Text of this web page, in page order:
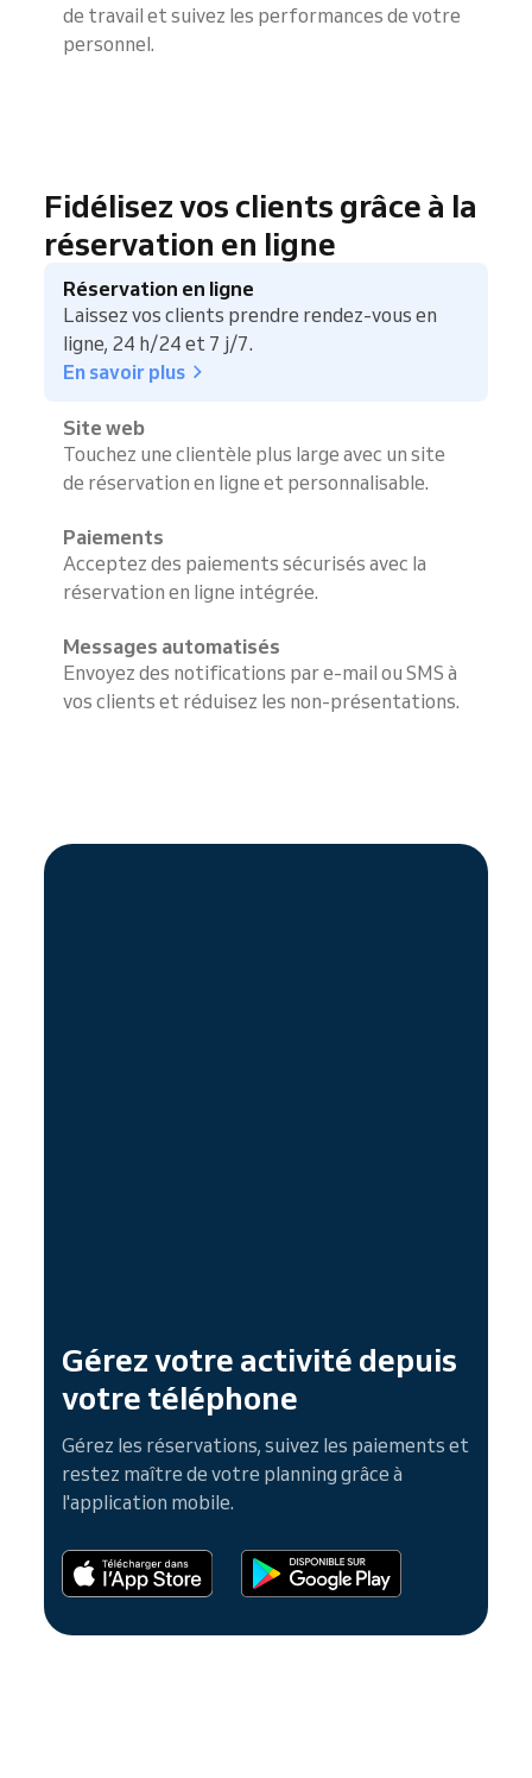
de travail et suivez les performances de votre
personnel.
Fidélisez vos clients grâce à la
réservation en ligne
Réservation en ligne
Laissez vos clients prendre rendez-vous en
ligne, 24 h/24 et 7 j/7.
En savoir plus
Site web
Touchez une clientèle plus large avec un site
de réservation en ligne et personnalisable.
Paiements
Acceptez des paiements sécurisés avec la
réservation en ligne intégrée.
Messages automatisés
Envoyez des notifications par e-mail ou SMS à
vos clients et réduisez les non-présentations.
Gérez votre activité depuis
votre téléphone
Gérez les réservations, suivez les paiements et
restez maître de votre planning grâce à
l'application mobile.